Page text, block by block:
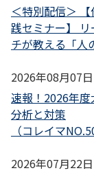
＜特別配信＞
践セミナー】
チが教える「人
2026年08月07日
速報！2026年度
分析と対策
（コレイマ
2026年07月22日